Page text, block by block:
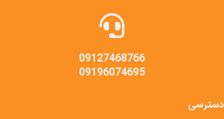
09127468766
09196074695
دسترسی